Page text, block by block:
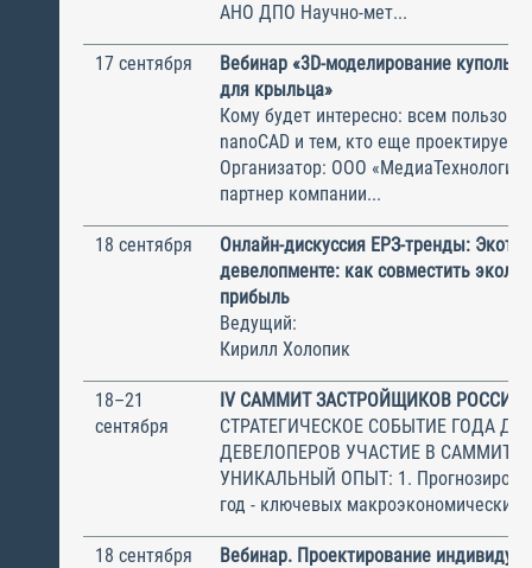
АНО ДПО Научно-мет...
17 сентября
Вебинар «3D-моделирование
для крыльца»
Кому будет интересно: всем
nanoCAD и тем, кто еще проектирует
Организатор: ООО
партнер компании...
18 сентября
Онлайн-дискуссия ЕРЗ-тренды:
девелопменте: как совместить
прибыль
Ведущий:
Кирилл Холопик
18–21
сентября
IV САММИТ ЗАСТРОЙЩИКОВ РОССИИ
СТРАТЕГИЧЕСКОЕ СОБЫТИЕ ГОДА
ДЕВЕЛОПЕРОВ УЧАСТИЕ В САММИТЕ
УНИКАЛЬНЫЙ ОПЫТ: 1.
год - ключевых макроэкономических
18 сентября
Вебинар. Проектирование